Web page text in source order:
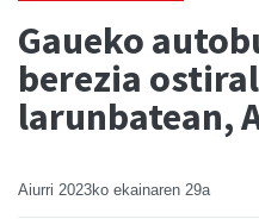
Gaueko
berezia
larunbatean,
Aiurri 2023ko ekainaren 29a